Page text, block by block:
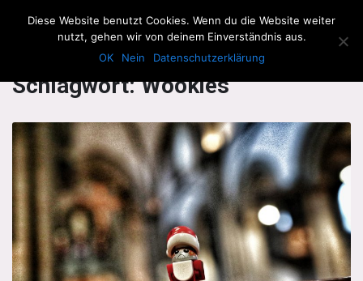
The Howling Men
Schlagwort:Wookies
Diese Website benutzt Cookies. Wenn du die Website weiter
nutzt, gehen wir von deinem Einverständnis aus.
OK
Nein Datenschutzerklärung